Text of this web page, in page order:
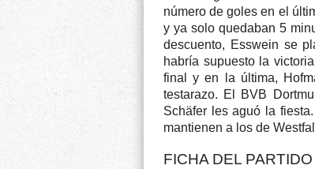
número de goles en el
y ya solo quedaban 5
descuento, Esswein se
habría supuesto la
final y en la última,
testarazo. El BVB
Schäfer les aguó la
mantienen a los de
FICHA DEL PARTIDO